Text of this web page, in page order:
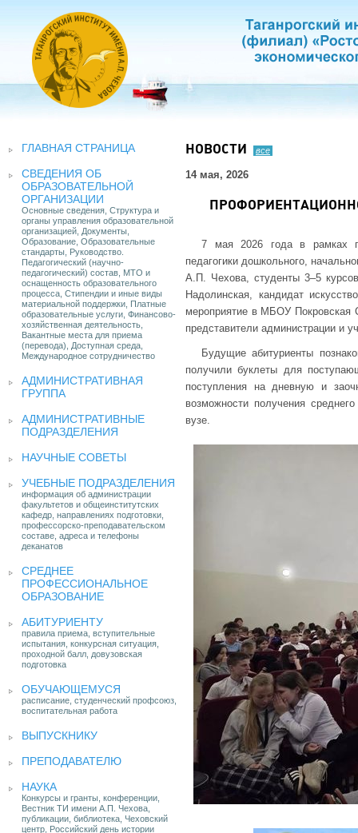
ГЛАВНАЯ СТРАНИЦА
СВЕДЕНИЯ ОБ
ОБРАЗОВАТЕЛЬНОЙ
ОРГАНИЗАЦИИ
Основные сведения, Структура и
органы управления образовательной
организацией, Документы,
Образование, Образовательные
стандарты, Руководство.
Педагогический (научно-
педагогический) состав, МТО и
оснащенность образовательного
процесса, Стипендии и иные виды
материальной поддержки, Платные
образовательные услуги, Финансово-
хозяйственная деятельность,
Вакантные места для приема
(перевода), Доступная среда,
Международное сотрудничество
АДМИНИСТРАТИВНАЯ
ГРУППА
АДМИНИСТРАТИВНЫЕ
ПОДРАЗДЕЛЕНИЯ
НАУЧНЫЕ СОВЕТЫ
УЧЕБНЫЕ ПОДРАЗДЕЛЕНИЯ
информация об администрации
факультетов и общеинститутских
кафедр, направлениях подготовки,
профессорско-преподавательском
составе, адреса и телефоны
деканатов
СРЕДНЕЕ
ПРОФЕССИОНАЛЬНОЕ
ОБРАЗОВАНИЕ
АБИТУРИЕНТУ
правила приема, вступительные
испытания, конкурсная ситуация,
проходной балл, довузовская
подготовка
ОБУЧАЮЩЕМУСЯ
расписание, студенческий профсоюз,
воспитательная работа
ВЫПУСКНИКУ
ПРЕПОДАВАТЕЛЮ
НАУКА
Конкурсы и гранты, конференции,
Вестник ТИ имени А.П. Чехова,
публикации, библиотека, Чеховский
центр, Российский день истории
НОВОСТИ все
14 мая, 2026
7 мая 2026 года в рамках
педагогики дошкольного,
А.П. Чехова, студенты 3–5
Надолинская, кандидат
мероприятие в МБОУ Покровская
представители администрации и
Будущие абитуриенты
получили буклеты для
поступления на дневную и
возможности получения
вузе.